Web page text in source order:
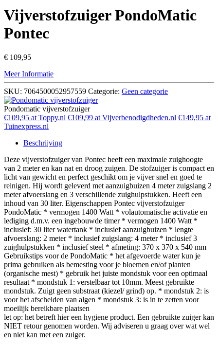
Vijverstofzuiger PondoMatic
Pontec
€ 109,95
Meer Informatie
SKU: 7064500052957559 Categorie: Geen categorie
Pondomatic vijverstofzuiger
€109,95 at Toppy.nl €109,99 at Vijverbenodigdheden.nl €149,95 at
Tuinexpress.nl
Beschrijving
Deze vijverstofzuiger van Pontec heeft een maximale zuighoogte
van 2 meter en kan nat en droog zuigen. De stofzuiger is compact en
licht van gewicht en perfect geschikt om je vijver snel en goed te
reinigen. Hij wordt geleverd met aanzuigbuizen 4 meter zuigslang 2
meter afvoerslang en 3 verschillende zuighulpstukken. Heeft een
inhoud van 30 liter. Eigenschappen Pontec vijverstofzuiger
PondoMatic * vermogen 1400 Watt * volautomatische activatie en
lediging d.m.v. een ingebouwde timer * vermogen 1400 Watt *
inclusief: 30 liter watertank * inclusief aanzuigbuizen * lengte
afvoerslang: 2 meter * inclusief zuigslang: 4 meter * inclusief 3
zuighulpstukken * inclusief steel * afmeting: 370 x 370 x 540 mm
Gebruikstips voor de PondoMatic * het afgevoerde water kun je
prima gebruiken als bemesting voor je bloemen en/of planten
(organische mest) * gebruik het juiste mondstuk voor een optimaal
resultaat * mondstuk 1: verstelbaar tot 10mm. Meest gebruikte
mondstuk. Zuigt geen substraat (kiezel/ grind) op. * mondstuk 2: is
voor het afscheiden van algen * mondstuk 3: is in te zetten voor
moeilijk bereikbare plaatsen
let op: het betreft hier een hygiene product. Een gebruikte zuiger kan
NIET retour genomen worden. Wij adviseren u graag over wat wel
en niet kan met een zuiger.